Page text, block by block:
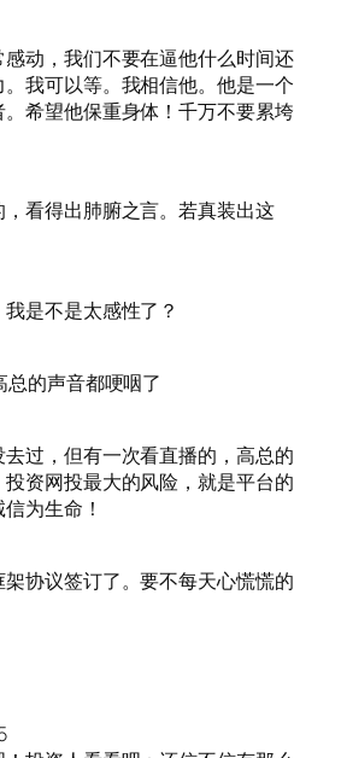
动，我们不要在逼他什么时间还
我可以等。我相信他。他是一个
希望他保重身体！千万不要累垮
看得出肺腑之言。若真装出这
是不是太感性了？
总的声音都哽咽了
过，但有一次看直播的，高总的
资网投最大的风险，就是平台的
为生命！
协议签订了。要不每天心慌慌的